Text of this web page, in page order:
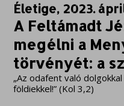
Életige, 2023.
A Feltámadt
megélni a
törvényét: a
„Az odafent való
földiekkel!” (Kol 3,2)